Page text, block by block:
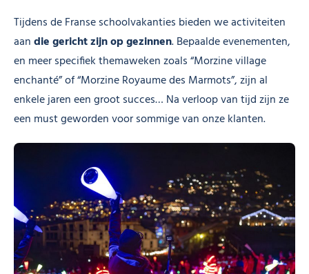
Tijdens de Franse schoolvakanties bieden we activiteiten
aandie gericht zijn op gezinnen. Bepaalde evenementen,
en meer specifiek themaweken zoals “Morzine village
enchanté” of “Morzine Royaume des Marmots”, zijn al
enkele jaren een groot succes… Na verloop van tijd zijn ze
een must geworden voor sommige van onze klanten.